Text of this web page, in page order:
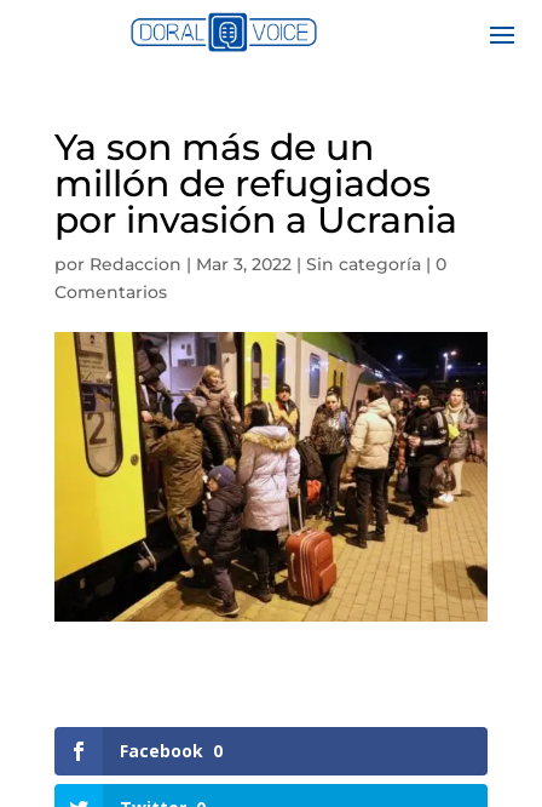
Ya son más de un
millón de refugiados
por invasión a Ucrania
por Redaccion | Mar 3, 2022| Sin categoría| 0
Comentarios
Facebook 0